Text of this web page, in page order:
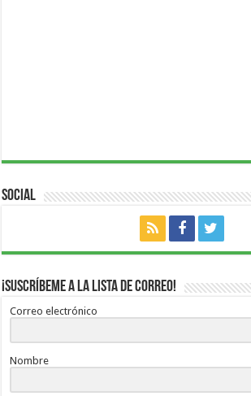
Social
¡Suscríbeme a la lista de correo!
Correo electrónico
Nombre